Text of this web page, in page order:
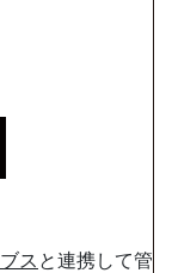
ス と連携して管